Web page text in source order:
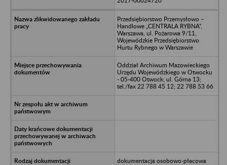
Przedsiębiorstwo Przemysłowo –
Handlowe „CENTRALA RYBNA”,
Warszawa, ul. Pożarowa 9/11,
Wojewódzkie Przedsiębiorstwo
Hurtu Rybnego w Warszawie
Oddział Archiwum Mazowieckiego
Urzędu Wojewódzkiego w Otwocku
- 05-400 Otwock; ul. Górna 13;
tel./fax 22 788 45 12; 22 788 53 66
dokumentacja osobowo-płacowa